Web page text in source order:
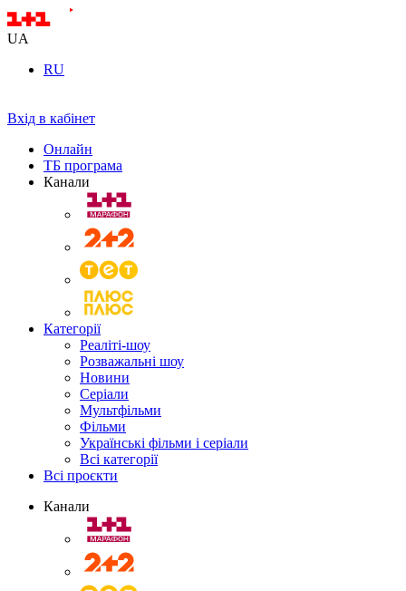
UA
RU
Вхід в кабінет
Онлайн
ТБ програма
Канали
Категорії
Реаліті-шоу
Розважальні шоу
Новини
Серіали
Мультфільми
Фільми
Українські фільми і серіали
Всі категорії
Всі проєкти
Канали